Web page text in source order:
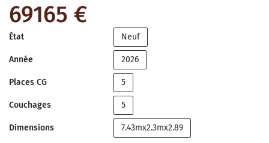
69165 €
État Neuf
Année 2026
Places CG 5
Couchages 5
Dimensions 7.43mx2.3mx2.89